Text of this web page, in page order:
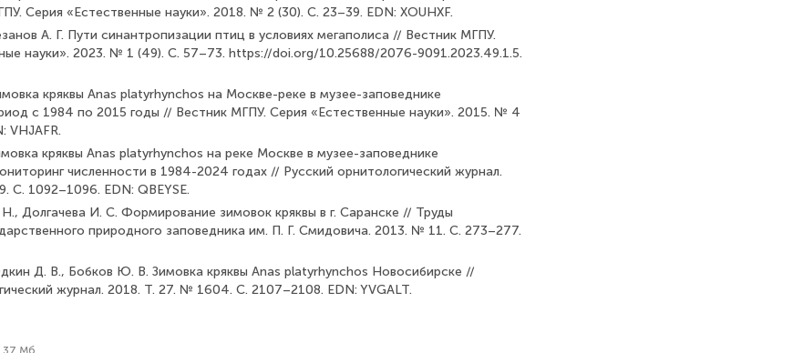
Серия «Естественные науки». 2018. № 2 (30). С. 23–39. EDN: XOUHXF.
А. Г. Пути синантропизации птиц в условиях мегаполиса // Вестник МГПУ.
науки». 2023. № 1 (49). С. 57–73. https://doi.org/10.25688/2076-9091.2023.49.1.5.
кряквы Anas platyrhynchos на Москве-реке в музее-заповеднике
с 1984 по 2015 годы // Вестник МГПУ. Серия «Естественные науки». 2015. № 4
VHJAFR.
кряквы Anas platyrhynchos на реке Москве в музее-заповеднике
численности в 1984-2024 годах // Русский орнитологический журнал.
С. 1092–1096. EDN: QBEYSE.
Долгачева И. С. Формирование зимовок кряквы в г. Саранске // Труды
природного заповедника им. П. Г. Смидовича. 2013. № 11. С. 273–277.
Д. В., Бобков Ю. В. Зимовка кряквы Anas platyrhynchos Новосибирске //
журнал. 2018. Т. 27. № 1604. С. 2107–2108. EDN: YVGALT.
Мб